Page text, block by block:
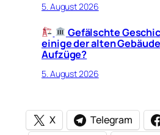
5. August 2026
Gefälschte
einige der alten
Aufzüge?
5. August 2026
X Telegram